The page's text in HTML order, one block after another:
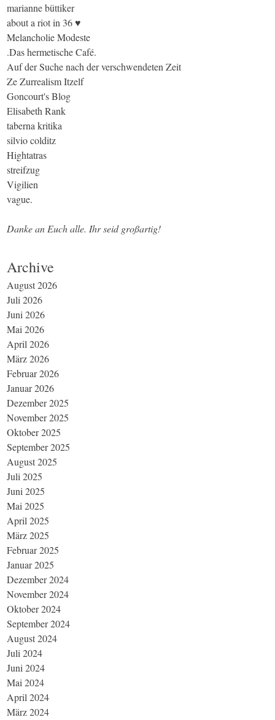
marianne büttiker
about a riot in 36 ♥
Melancholie Modeste
.Das hermetische Café.
Auf der Suche nach der verschwendeten Zeit
Ze Zurrealism Itzelf
Goncourt's Blog
Elisabeth Rank
taberna kritika
silvio colditz
Hightatras
streifzug
Vigilien
vague.
Danke an Euch alle. Ihr seid großartig!
Archive
August 2026
Juli 2026
Juni 2026
Mai 2026
April 2026
März 2026
Februar 2026
Januar 2026
Dezember 2025
November 2025
Oktober 2025
September 2025
August 2025
Juli 2025
Juni 2025
Mai 2025
April 2025
März 2025
Februar 2025
Januar 2025
Dezember 2024
November 2024
Oktober 2024
September 2024
August 2024
Juli 2024
Juni 2024
Mai 2024
April 2024
März 2024